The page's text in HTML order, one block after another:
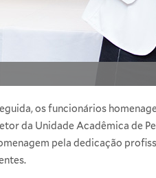
os funcionários
da Unidade Acadêmica de
pela dedicação